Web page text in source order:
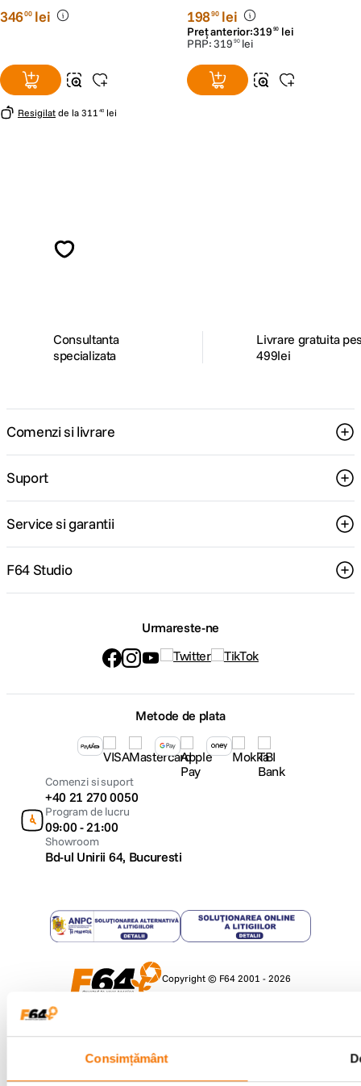
Consimțământ
Doua Fete
34600 lei
Resigilat de la 311 40 lei
19890 lei
Preț anterior:319 90 lei
PRP:319 90 lei
Consultanta
specializata
Livrare gratuita
499lei
Comenzi si livrare
Suport
Service si garantii
F64 Studio
Urmareste-ne
Metode de plata
Comenzi si suport
+40 21 270 0050
Program de lucru
09:00 - 21:00
Showroom
Bd-ul Unirii 64, Bucuresti
Copyright © F64 2001 - 2026